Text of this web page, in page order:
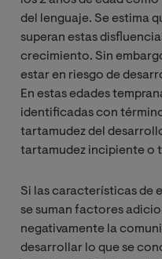
del lenguaje. Se estima
superan estas
crecimiento. Sin
estar en riesgo de
En estas edades
identificadas con
tartamudez del
tartamudez incipiente o
Si las características de
se suman factores
negativamente la
desarrollar lo que se